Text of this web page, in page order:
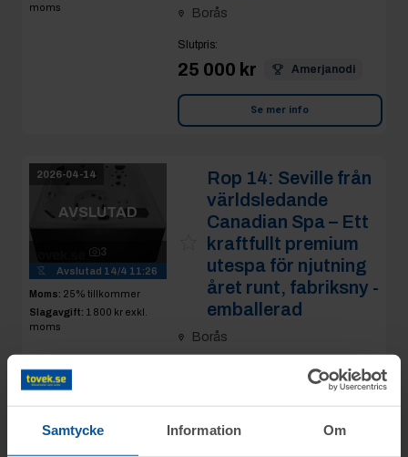
Samtycke Information Om
moms
Borås
Slutpris:
25 000 kr Amerjanodi
Se mer info
2026-04-14
AVSLUTAD
3
Avslutad 14/4 11:26
Moms: 25% tillkommer
Slagavgift: 1 800 kr exkl.
moms
Rop 14: Seville från
världsledande
Canadian Spa – Ett
kraftfullt premium
utespa för njutning
året runt, fabriksny -
emballerad
Borås
Hinkalunsen